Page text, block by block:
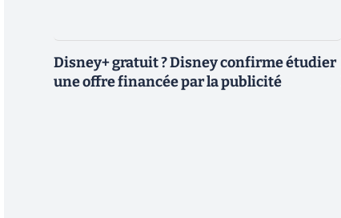
Disney+ gratuit ? Disney confirme étudier
une offre financée par la publicité